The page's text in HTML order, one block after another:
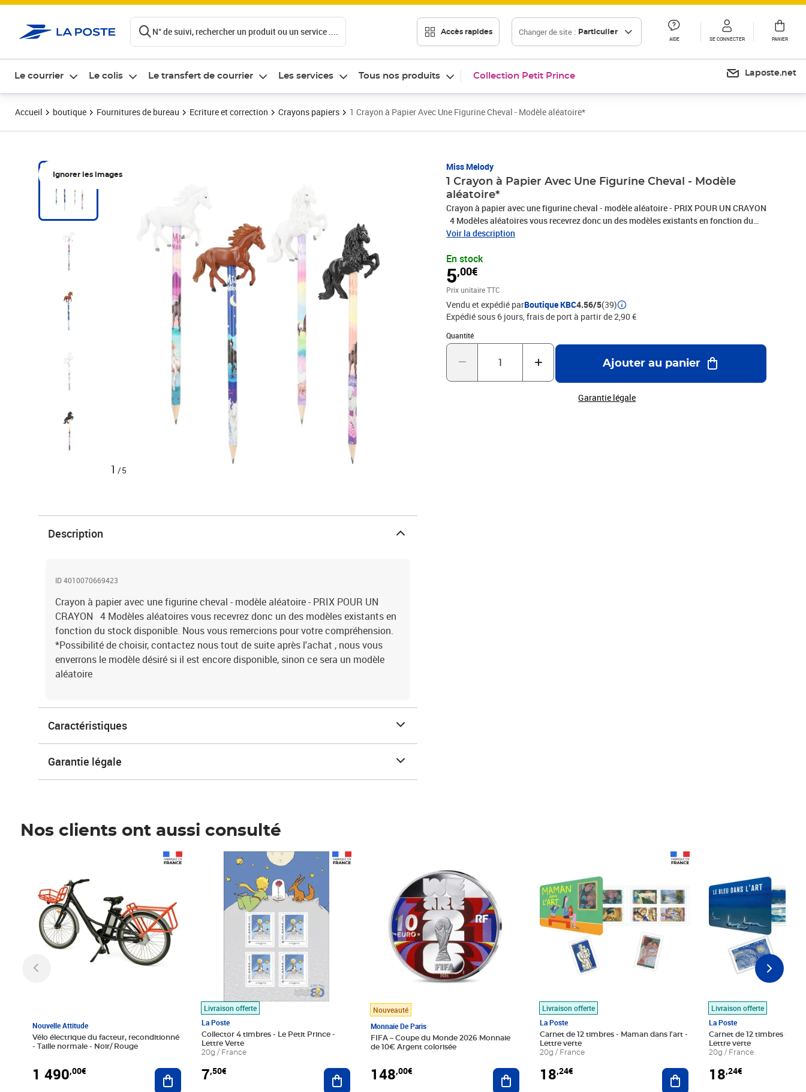
N° de suivi, rechercher un produit ou un service .... Accès rapides Changer de site : Particulier
AIDE SE CONNECTER PANIER
Le courrier Le colis Le transfert de courrier Les services Tous nos produits Collection Petit Prince Laposte.net
Accueil boutique Fournitures de bureau Ecriture et correction Crayons papiers 1 Crayon à Papier Avec Une Figurine Cheval - Modèle aléatoire*
Ignorer les images
1 /5
Miss Melody
1 Crayon à Papier Avec Une Figurine Cheval - Modèle
aléatoire*
Crayon à papier avec une figurine cheval - modèle aléatoire - PRIX POUR UN CRAYON
4 Modèles aléatoires vous recevrez donc un des modèles existants en fonction du
stock disponible. Nous vous remercions pour votre compréhension. *Possibilité de
désiré si il est encore disponible, sinon ce sera un modèle aléatoire
Voir la description
En stock
5,00€
Prix 5,00€
Prix unitaire TTC
Vendu et expédié parBoutique KBC4.56/5(39)
Expédié sous 6 jours, frais de port à partir de 2,90 €
Quantité
Quantité : 1
Ajouter au panier
Garantie légale
Description
ID 4010070669423
Crayon à papier avec une figurine cheval - modèle aléatoire - PRIX POUR UN
CRAYON 4 Modèles aléatoires vous recevrez donc un des modèles existants en
fonction du stock disponible. Nous vous remercions pour votre compréhension.
*Possibilité de choisir, contactez nous tout de suite après l'achat , nous vous
enverrons le modèle désiré si il est encore disponible, sinon ce sera un modèle
aléatoire
Caractéristiques
Garantie légale
Nos clients ont aussi consulté
Nouvelle Attitude
Vélo électrique du facteur, reconditionné
- Taille normale - Noir/ Rouge
1 490,00€ Ajouter au panier
Livraison offerte
La Poste
Collector 4 timbres - Le Petit Prince -
Lettre Verte
20g / France
7,50€
Prix 7,50€
Ajouter au panier
Nouveauté
Monnaie De Paris
FIFA – Coupe du Monde 2026 Monnaie
de 10€ Argent colorisée
148,00€ Ajouter au panier
Livraison offerte
La Poste
Carnet de 12 timbres - Maman dans l'art -
Lettre verte
20g / France
18,24€ Ajouter au panier
Livraison offerte
La Poste
Carnet de 12 timbres - Le
Lettre verte
20g / France
18,24€